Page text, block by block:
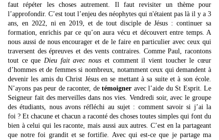
faut répéter les choses autrement. Il faut revisiter un thème pour
l’approfondir. C’est tout l’enjeu des néophytes qui n'étaient pas là il y a 3
ans, en 2022, ni en 2019, et de tout disciple de Jésus : continuer sa
formation, enrichis par ce qu’on aura vécu et découvert entre temps. A
nous aussi de nous encourager et de le faire en particulier avec ceux qui
traversent des épreuves et des vents contraires. Comme Paul, racontons
tout ce queDieu fait avec nous et comment il vient toucher le cœur
d’hommes et de femmes si nombreux, notamment ceux qui demandent à
devenir les amis du Christ Jésus en se mettant à sa suite et à son école.
N’ayons pas peur de raconter, de témoigner avec l’aide du St Esprit. Le
Seigneur fait des merveilles dans nos vies. Vendredi soir, avec le groupe
des étudiants, nous avons réfléchi au sujet : comment savoir si j’ai la
foi ? Et chacune et chacun a raconté des choses toutes simples qui font du
bien à celui qui les raconte, mais aussi aux autres. C’est en la partageant
que notre foi grandit et se fortifie. Avec qui est-ce que je partage ma